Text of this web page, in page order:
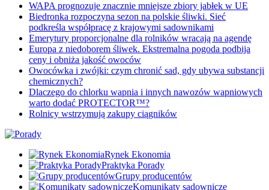
WAPA prognozuje znacznie mniejsze zbiory jabłek w UE
Biedronka rozpoczyna sezon na polskie śliwki. Sieć
podkreśla współpracę z krajowymi sadownikami
Emerytury proporcjonalne dla rolników wracają na agendę
Europa z niedoborem śliwek. Ekstremalna pogoda podbija
ceny i obniża jakość owoców
Owocówka i zwójki: czym chronić sad, gdy ubywa substancji
chemicznych?
Dlaczego do chlorku wapnia i innych nawozów wapniowych
warto dodać PROTECTOR™?
Rolnicy wstrzymują zakupy ciągników
Rynek Ekonomia
Praktyka Porady
Grupy producentów
Komunikaty sadownicze